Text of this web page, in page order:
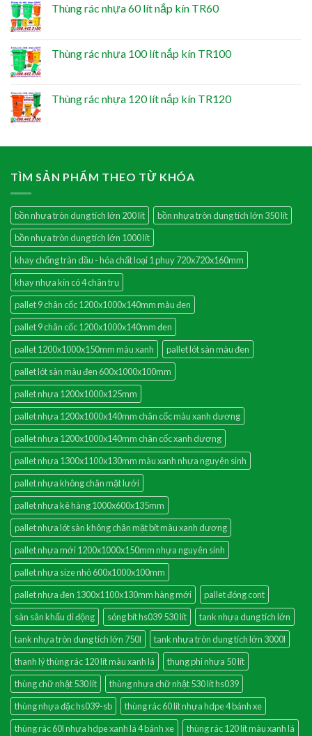
Thùng rác nhựa 60 lít nắp kín TR60
Thùng rác nhựa 100 lít nắp kín TR100
Thùng rác nhựa 120 lít nắp kín TR120
TÌM SẢN PHẨM THEO TỪ KHÓA
bồn nhựa tròn dung tích lớn 200 lít
bồn nhựa tròn dung tích lớn 350 lít
bồn nhựa tròn dung tích lớn 1000 lít
khay chống tràn dầu - hóa chất loại 1 phuy 720x720x160mm
khay nhựa kín có 4 chân trụ
pallet 9 chân cốc 1200x1000x140mm màu đen
pallet 9 chân cốc 1200x1000x140mm đen
pallet 1200x1000x150mm màu xanh
pallet lót sàn màu đen
pallet lót sàn màu đen 600x1000x100mm
pallet nhựa 1200x1000x125mm
pallet nhựa 1200x1000x140mm chân cốc màu xanh dương
pallet nhựa 1200x1000x140mm chân cốc xanh dương
pallet nhựa 1300x1100x130mm màu xanh nhựa nguyên sinh
pallet nhựa không chân mặt lưới
pallet nhựa kê hàng 1000x600x135mm
pallet nhựa lót sàn không chân mặt bít màu xanh dương
pallet nhựa mới 1200x1000x150mm nhựa nguyên sinh
pallet nhựa size nhỏ 600x1000x100mm
pallet nhựa đen 1300x1100x130mm hàng mới
pallet đóng cont
sàn sân khấu di động
sóng bít hs039 530 lít
tank nhựa dung tích lớn
tank nhựa tròn dung tích lớn 750l
tank nhựa tròn dung tích lớn 3000l
thanh lý thùng rác 120 lít màu xanh lá
thung phi nhựa 50 lít
thùng chữ nhật 530 lít
thùng nhựa chữ nhật 530 lít hs039
thùng nhựa đặc hs039-sb
thùng rác 60 lít nhựa hdpe 4 bánh xe
thùng rác 60l nhựa hdpe xanh lá 4 bánh xe
thùng rác 120 lít màu xanh lá